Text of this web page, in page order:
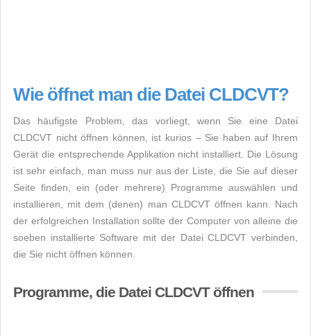
Wie öffnet man die Datei CLDCVT?
Das häufigste Problem, das vorliegt, wenn Sie eine Datei
CLDCVT nicht öffnen können, ist kurios – Sie haben auf Ihrem
Gerät die entsprechende Applikation nicht installiert. Die Lösung
ist sehr einfach, man muss nur aus der Liste, die Sie auf dieser
Seite finden, ein (oder mehrere) Programme auswählen und
installieren, mit dem (denen) man CLDCVT öffnen kann. Nach
der erfolgreichen Installation sollte der Computer von alleine die
soeben installierte Software mit der Datei CLDCVT verbinden,
die Sie nicht öffnen können.
Programme, die Datei CLDCVT öffnen